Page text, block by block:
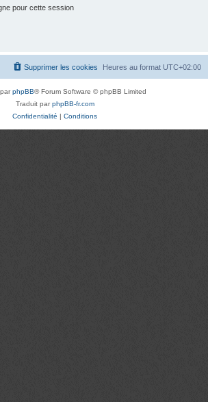
pour cette session
Heures au format UTC+02:00
Supprimer les cookies
phpBB® Forum Software © phpBB Limited
Traduit parphpBB-fr.com
Confidentialité | Conditions